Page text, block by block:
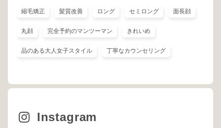
縮毛矯正 髪質改善 ロング セミロング 面長顔
丸顔 完全予約のマンツーマン きれいめ
品のある大人女子スタイル 丁寧なカウンセリング
Instagram